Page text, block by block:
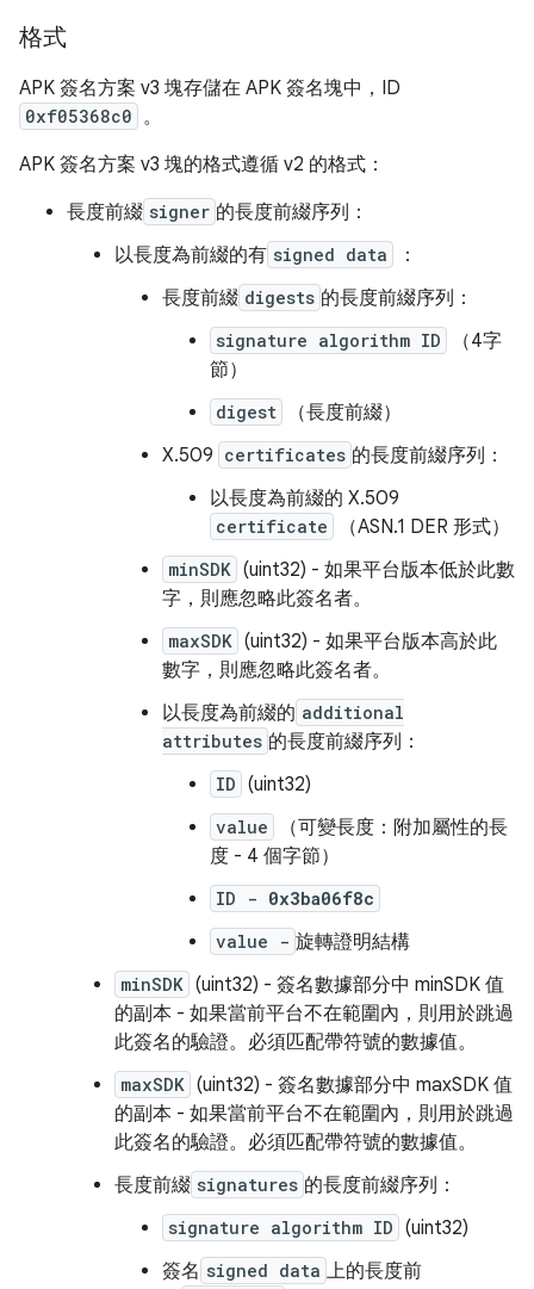
格式
APK 簽名方案 v3 塊存儲在 APK 簽名塊中，ID
0xf05368c0 。
APK 簽名方案 v3 塊的格式遵循 v2 的格式：
長度前綴 signer 的長度前綴序列：
以長度為前綴的有 signed data
：
長度前綴 digests 的長度前綴序列：
signature algorithm ID
（4字
節）
digest
（長度前綴）
X.509 certificates 的長度前綴序列：
以長度為前綴的 X.509
certificate （ASN.1 DER 形式）
minSDK (uint32) - 如果平台版本低於此數
字，則應忽略此簽名者。
maxSDK (uint32) - 如果平台版本高於此
數字，則應忽略此簽名者。
以長度為前綴的 additional
attributes 的長度前綴序列：
ID (uint32)
value
（可變長度：附加屬性的長
度 - 4 個字節）
ID - 0x3ba06f8c
value - 旋轉證明結構
minSDK (uint32) - 簽名數據部分中 minSDK 值
的副本 - 如果當前平台不在範圍內，則用於跳過
此簽名的驗證。必須匹配帶符號的數據值。
maxSDK (uint32) - 簽名數據部分中 maxSDK 值
的副本 - 如果當前平台不在範圍內，則用於跳過
此簽名的驗證。必須匹配帶符號的數據值。
長度前綴 signatures 的長度前綴序列：
signature algorithm ID (uint32)
簽名 signed data 上的長度前